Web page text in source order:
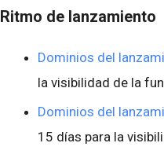
Ritmo de lanzamiento
Dominios del
la visibilidad de la
Dominios del
15 días para la